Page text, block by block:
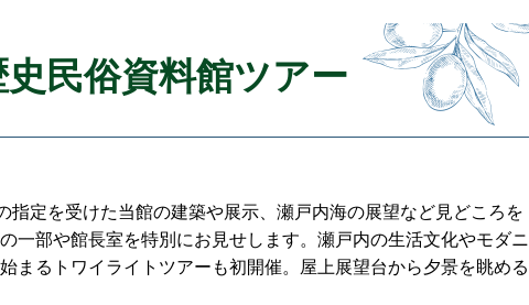
民俗資料館ツアー
定を受けた当館の建築や展示、瀬戸内海の展望など見どころを
一部や館長室を特別にお見せします。瀬戸内の生活文化やモダニ
まるトワイライトツアーも初開催。屋上展望台から夕景を眺める